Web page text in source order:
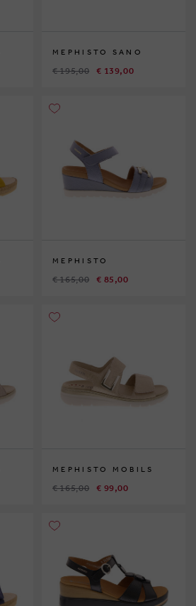
MEPHISTO SANO
€ 195,00 € 139,00
MEPHISTO
€ 165,00 € 85,00
MEPHISTO MOBILS
€ 165,00 € 99,00